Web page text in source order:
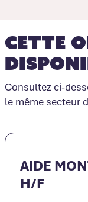
Cette
Consultez ci-
le même secteur
AIDE
H/F